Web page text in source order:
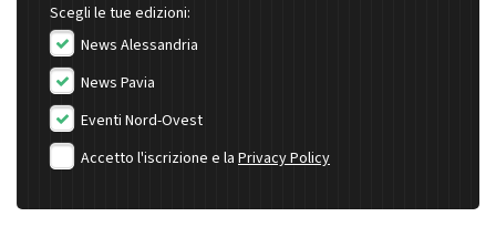
Scegli le tue edizioni:
News Alessandria
News Pavia
Eventi Nord-Ovest
Accetto l'iscrizione e la Privacy Policy